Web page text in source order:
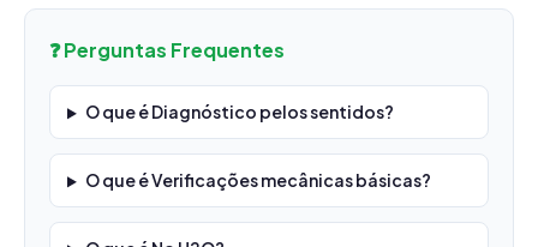
❓ Perguntas Frequentes
O que é Diagnóstico pelos sentidos?
O que é Verificações mecânicas básicas?